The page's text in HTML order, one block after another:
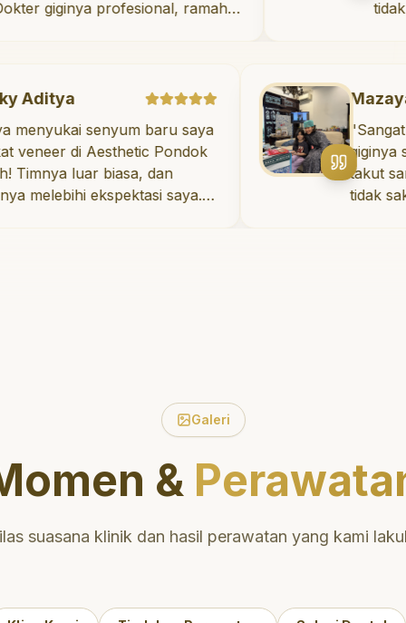
Dokter giginya profesional, ramah,
Klinik ini terletak di daerah yang
strategis, sehingga nyaman untuk
dikunjungi. Sangat
direkomendasikan untuk perawatan
gigi yang nyaman dan berkualitas!"
senyum baru saya
di Aesthetic Pondok
luar biasa, dan
ekspektasi saya.
Mazaya Mania
"Sangat
giginya sangat
takut sama
tidak sakit, dan
Galeri
&
suasana klinik dan hasil perawatan yang kami